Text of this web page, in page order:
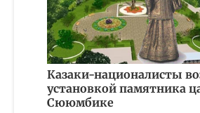
Казаки-националисты
установкой памятника
Сююмбике